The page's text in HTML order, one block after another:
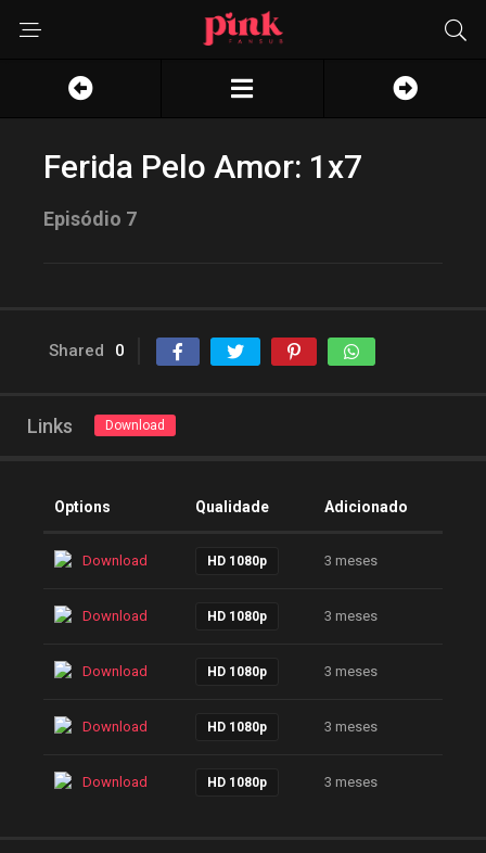
Ferida Pelo Amor: 1x7
Episódio 7
Shared 0
Links Download
Options Qualidade Adicionado
Download HD 1080p 3 meses
Download HD 1080p 3 meses
Download HD 1080p 3 meses
Download HD 1080p 3 meses
Download HD 1080p 3 meses